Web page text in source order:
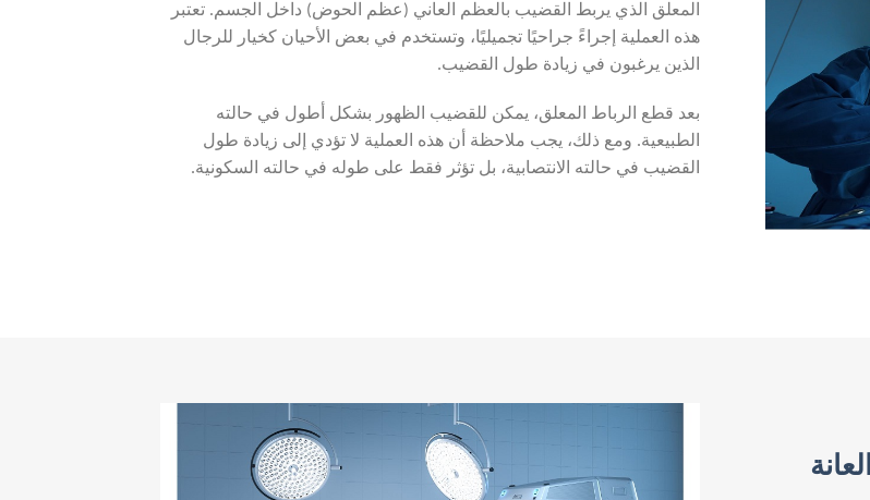
المعلق الذي يربط القضيب بالعظم العاني (عظم الحوض) داخل الجسم. تعتبر
هذه العملية إجراءً جراحيًا تجميليًا، وتستخدم في بعض الأحيان كخيار للرجال
الذين يرغبون في زيادة طول القضيب.
بعد قطع الرباط المعلق، يمكن للقضيب الظهور بشكل أطول في حالته
الطبيعية. ومع ذلك، يجب ملاحظة أن هذه العملية لا تؤدي إلى زيادة طول
القضيب في حالته الانتصابية، بل تؤثر فقط على طوله في حالته السكونية.